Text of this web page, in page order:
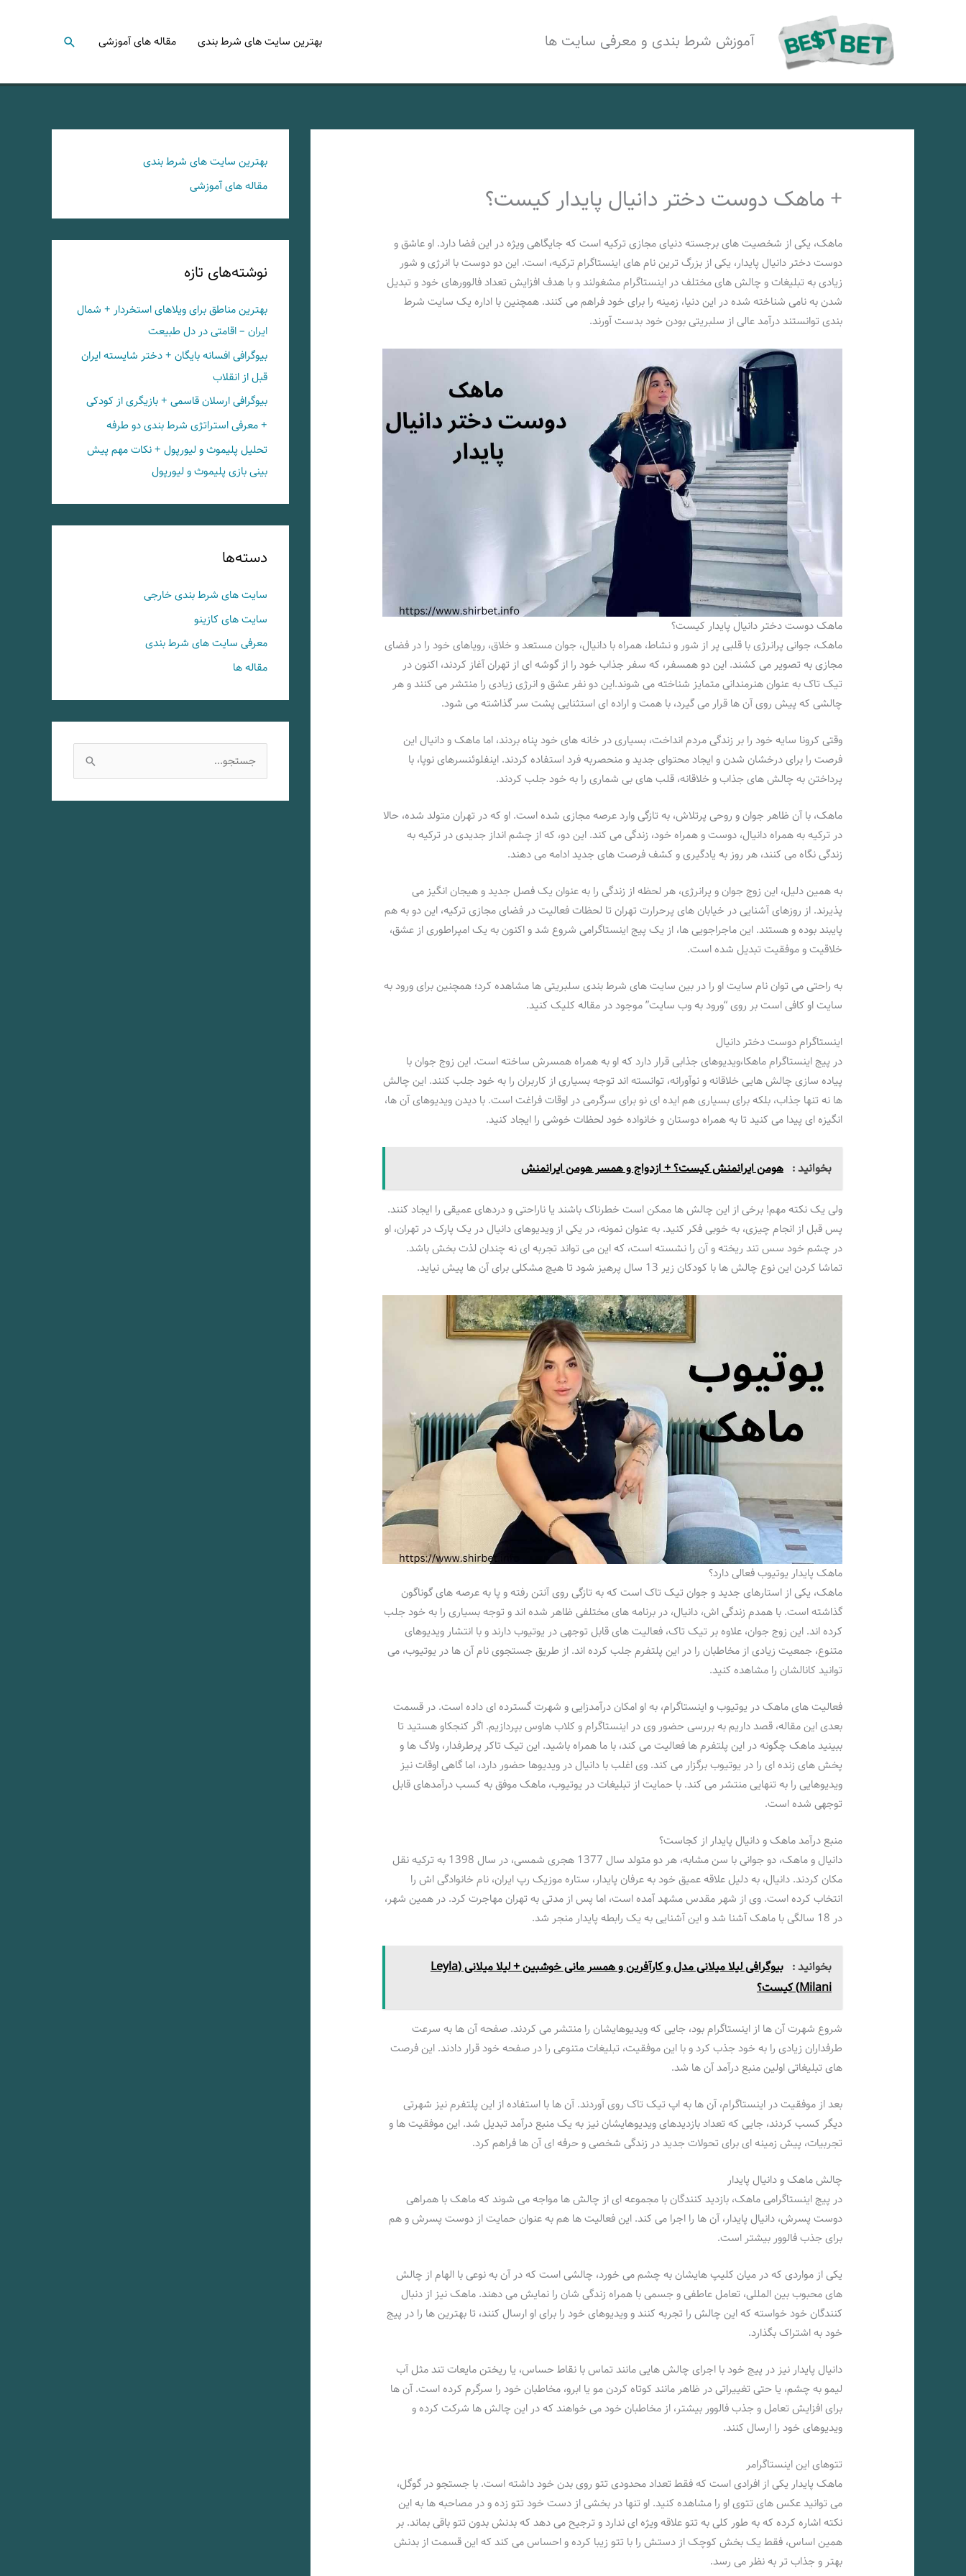
آموزش شرط بندی و معرفی سایت ها بهترین سایت های شرط بندی مقاله های آموزشی جستجو
+ ماهک دوست دختر دانیال پایدار کیست؟
ماهک، یکی از شخصیت‌ های برجسته دنیای مجازی ترکیه است که جایگاهی ویژه در این فضا دارد. او عاشق و
دوست دختر دانیال پایدار، یکی از بزرگ ترین نام‌ های اینستاگرام ترکیه، است. این دو دوست با انرژی و شور
زیادی به تبلیغات و چالش‌ های مختلف در اینستاگرام مشغولند و با هدف افزایش تعداد فالوورهای خود و تبدیل
شدن به نامی شناخته شده در این دنیا، زمینه را برای خود فراهم می‌ کنند. همچنین با اداره یک سایت شرط
بندی توانستند درآمد عالی از سلبریتی بودن خود بدست آورند.
ماهک دوست دختر دانیال پایدار کیست؟
ماهک، جوانی پرانرژی با قلبی پر از شور و نشاط، همراه با دانیال، جوان مستعد و خلاق، رویاهای خود را در فضای
مجازی به تصویر می‌ کشند. این دو همسفر، که سفر جذاب خود را از گوشه‌ ای از تهران آغاز کردند، اکنون در
تیک تاک به عنوان هنرمندانی متمایز شناخته می‌ شوند.این دو نفر عشق و انرژی زیادی را منتشر می کنند و هر
چالشی که پیش روی آن ها قرار می‌ گیرد، با همت و اراده‌ ای استثنایی پشت سر گذاشته می‌ شود.
وقتی کرونا سایه‌ خود را بر زندگی مردم انداخت، بسیاری در خانه‌ های خود پناه بردند، اما ماهک و دانیال این
فرصت را برای درخشان شدن و ایجاد محتوای جدید و منحصربه‌ فرد استفاده کردند. اینفلوئنسرهای نوپا، با
پرداختن به چالش‌ های جذاب و خلاقانه، قلب‌ های بی‌ شماری را به خود جلب کردند.
ماهک، با آن ظاهر جوان و روحی پرتلاش، به تازگی وارد عرصه مجازی شده است. او که در تهران متولد شده، حالا
در ترکیه به همراه دانیال، دوست و همراه خود، زندگی می کند. این دو، که از چشم‌ انداز جدیدی در ترکیه به
زندگی نگاه می کنند، هر روز به یادگیری و کشف فرصت‌ های جدید ادامه می‌ دهند.
به همین دلیل، این زوج جوان و پرانرژی، هر لحظه از زندگی را به عنوان یک فصل جدید و هیجان‌ انگیز می‌
پذیرند. از روزهای آشنایی در خیابان‌ های پرحرارت تهران تا لحظات فعالیت در فضای مجازی ترکیه، این دو به هم
پایبند بوده و هستند. این ماجراجویی‌ ها، از یک پیج اینستاگرامی شروع شد و اکنون به یک امپراطوری از عشق،
خلاقیت و موفقیت تبدیل شده است.
به راحتی می توان نام سایت او را در بین سایت های شرط بندی سلبریتی ها مشاهده کرد؛ همچنین برای ورود به
سایت او کافی است بر روی “ورود به وب سایت” موجود در مقاله کلیک کنید.
اینستاگرام دوست دختر دانیال
در پیج اینستاگرام ماهکا،ویدیوهای جذابی قرار دارد که او به همراه همسرش ساخته است. این زوج جوان با
پیاده سازی چالش‌ هایی خلاقانه و نوآورانه، توانسته‌ اند توجه بسیاری از کاربران را به خود جلب کنند. این چالش‌
ها نه تنها جذاب، بلکه برای بسیاری هم ایده‌ ای نو برای سرگرمی در اوقات فراغت است. با دیدن ویدیوهای آن ها،
انگیزه‌ ای پیدا می‌ کنید تا به همراه دوستان و خانواده خود لحظات خوشی را ایجاد کنید.
بخوانید : هومن ایرانمنش کیست؟ + ازدواج و همسر هومن ایرانمنش
ولی یک نکته مهم! برخی از این چالش‌ ها ممکن است خطرناک باشند یا ناراحتی و دردهای عمیقی را ایجاد کنند.
پس قبل از انجام چیزی، به خوبی فکر کنید. به عنوان نمونه، در یکی از ویدیوهای دانیال در یک پارک در تهران، او
در چشم خود سس تند ریخته و آن را نشسته است، که این می‌ تواند تجربه‌ ای نه چندان لذت‌ بخش باشد.
تماشا کردن این نوع چالش‌ ها با کودکان زیر 13 سال پرهیز شود تا هیچ مشکلی برای آن ها پیش نیاید.
ماهک پایدار یوتیوب فعالی دارد؟
ماهک، یکی از استارهای جدید و جوان تیک‌ تاک است که به تازگی روی آنتن رفته و پا به عرصه‌ های گوناگون
گذاشته است. با همدم زندگی‌ اش، دانیال، در برنامه‌ های مختلفی ظاهر شده‌ اند و توجه بسیاری را به خود جلب
کرده‌ اند. این زوج جوان، علاوه بر تیک‌ تاک، فعالیت‌ های قابل توجهی در یوتیوب دارند و با انتشار ویدیوهای
متنوع، جمعیت زیادی از مخاطبان را در این پلتفرم جلب کرده‌ اند. از طریق جستجوی نام آن ها در یوتیوب، می‌
توانید کانالشان را مشاهده کنید.
فعالیت‌ های ماهک در یوتیوب و اینستاگرام، به او امکان درآمدزایی و شهرت گسترده‌ ای داده است. در قسمت
بعدی این مقاله، قصد داریم به بررسی حضور وی در اینستاگرام و کلاب‌ هاوس بپردازیم. اگر کنجکاو هستید تا
ببینید ماهک چگونه در این پلتفرم‌ ها فعالیت می‌ کند، با ما همراه باشید. این تیک‌ تاکر پرطرفدار، ولاگ‌ ها و
پخش‌ های زنده‌ ای را در یوتیوب برگزار می‌ کند. وی اغلب با دانیال در ویدیوها حضور دارد، اما گاهی اوقات نیز
ویدیوهایی را به تنهایی منتشر می‌ کند. با حمایت از تبلیغات در یوتیوب، ماهک موفق به کسب درآمدهای قابل
توجهی شده است.
منبع درآمد ماهک و دانیال پایدار از کجاست؟
دانیال و ماهک، دو جوانی با سن مشابه، هر دو متولد سال 1377 هجری شمسی، در سال 1398 به ترکیه نقل
مکان کردند. دانیال، به دلیل علاقه عمیق خود به عرفان پایدار، ستاره‌ موزیک رپ ایران، نام خانوادگی‌ اش را
انتخاب کرده است. وی از شهر مقدس مشهد آمده است، اما پس از مدتی به تهران مهاجرت کرد. در همین شهر،
در 18 سالگی با ماهک آشنا شد و این آشنایی به یک رابطه‌ پایدار منجر شد.
بخوانید :
بیوگرافی لیلا میلانی مدل و کارآفرین و همسر مانی خوشبین + لیلا میلانی (Leyla
Milani) کیست؟
شروع شهرت آن‌ ها از اینستاگرام بود، جایی که ویدیوهایشان را منتشر می‌ کردند. صفحه آن‌ ها به سرعت
طرفداران زیادی را به خود جذب کرد و با این موفقیت، تبلیغات متنوعی را در صفحه‌ خود قرار دادند. این فرصت‌
های تبلیغاتی اولین منبع درآمد آن‌ ها شد.
بعد از موفقیت در اینستاگرام، آن‌ ها به اپ تیک‌ تاک روی آوردند. آن‌ ها با استفاده از این پلتفرم نیز شهرتی
دیگر کسب کردند، جایی که تعداد بازدیدهای ویدیوهایشان نیز به یک منبع درآمد تبدیل شد. این موفقیت‌ ها و
تجربیات، پیش‌ زمینه‌ ای برای تحولات جدید در زندگی شخصی و حرفه‌ ای آن‌ ها فراهم کرد.
چالش ماهک و دانیال پایدار
در پیج اینستاگرامی ماهک، بازدید کنندگان با مجموعه‌ ای از چالش‌ ها مواجه می‌ شوند که ماهک با همراهی
دوست پسرش، دانیال پایدار، آن‌ ها را اجرا می‌ کند. این فعالیت‌ ها هم به عنوان حمایت از دوست پسرش و هم
برای جذب فالوور بیشتر است.
یکی از مواردی که در میان کلیپ‌ هایشان به چشم می‌ خورد، چالشی است که در آن به نوعی با الهام از چالش‌
های محبوب بین‌ المللی، تعامل عاطفی و جسمی با همراه زندگی‌ شان را نمایش می‌ دهند. ماهک نیز از دنبال‌
کنندگان خود خواسته که این چالش را تجربه کنند و ویدیوهای خود را برای او ارسال کنند، تا بهترین‌ ها را در پیج
خود به اشتراک بگذارد.
دانیال پایدار نیز در پیج خود با اجرای چالش‌ هایی مانند تماس با نقاط حساس، یا ریختن مایعات تند مثل آب
لیمو به چشم، یا حتی تغییراتی در ظاهر مانند کوتاه کردن مو یا ابرو، مخاطبان خود را سرگرم کرده است. آن‌ ها
برای افزایش تعامل و جذب فالوور بیشتر، از مخاطبان خود می‌ خواهند که در این چالش‌ ها شرکت کرده و
ویدیوهای خود را ارسال کنند.
تتوهای این اینستاگرامر
ماهک پایدار یکی از افرادی است که فقط تعداد محدودی تتو روی بدن خود داشته است. با جستجو در گوگل،
می‌ توانید عکس‌ های تتوی او را مشاهده کنید. او تنها در بخشی از دست خود تتو زده و در مصاحبه‌ ها به این
نکته اشاره کرده که به طور کلی به تتو علاقه‌ ویژه‌ ای ندارد و ترجیح می‌ دهد که بدنش بدون تتو باقی بماند. بر
همین اساس، فقط یک بخش کوچک از دستش را با تتو زیبا کرده و احساس می‌ کند که این قسمت از بدنش
بهتر و جذاب‌ تر به نظر می‌ رسد.
بهترین سایت های شرط بندی
مقاله های آموزشی
نوشته‌های تازه
بهترین مناطق برای ویلاهای استخردار + شمال
ایران – اقامتی در دل طبیعت
بیوگرافی افسانه بایگان + دختر شایسته ایران
قبل از انقلاب
بیوگرافی ارسلان قاسمی + بازیگری از کودکی
+ معرفی استراتژی شرط بندی دو طرفه
تحلیل پلیموث و لیورپول + نکات مهم پیش
بینی بازی پلیموث و لیورپول
دسته‌ها
سایت های شرط بندی خارجی
سایت های کازینو
معرفی سایت های شرط بندی
مقاله ها
س
ت